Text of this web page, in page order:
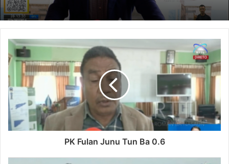
PK Fulan Junu Tun Ba 0.6